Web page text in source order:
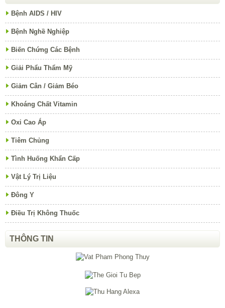
Bệnh AIDS / HIV
Bệnh Nghề Nghiệp
Biến Chứng Các Bệnh
Giải Phẩu Thẩm Mỹ
Giảm Cân / Giảm Béo
Khoáng Chất Vitamin
Oxi Cao Áp
Tiêm Chủng
Tình Huống Khẩn Cấp
Vật Lý Trị Liệu
Đông Y
Điều Trị Không Thuốc
THÔNG TIN